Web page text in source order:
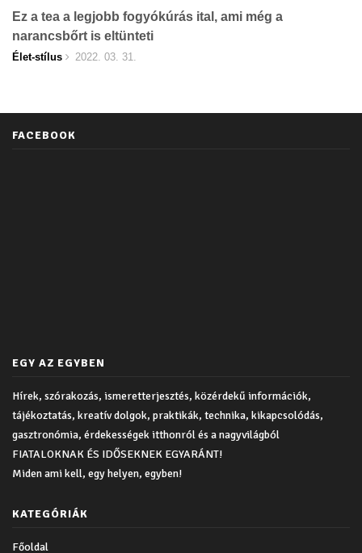
Ez a tea a legjobb fogyókúrás ital, ami még a
narancsbőrt is eltünteti
Élet-stílus 2022. 03. 31.
FACEBOOK
EGY AZ EGYBEN
Hírek, szórakozás, ismeretterjesztés, közérdekű információk,
tájékoztatás, kreatív dolgok, praktikák, technika, kikapcsolódás,
gasztronómia, érdekességek itthonról és a nagyvilágból
FIATALOKNAK ÉS IDŐSEKNEK EGYARÁNT!
Miden ami kell, egy helyen, egyben!
KATEGÓRIÁK
Főoldal